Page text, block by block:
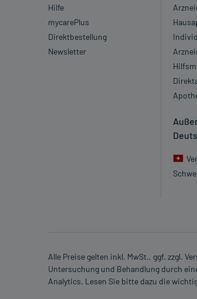
Hilfe
mycarePlus
Direktbestellung
Newsletter
Alle Preise gelten inkl. MwSt., ggf. zzgl.
Untersuchung und Behandlung durch
Analytics. Lesen Sie bitte dazu die